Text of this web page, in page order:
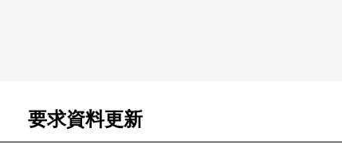
要求資料更新